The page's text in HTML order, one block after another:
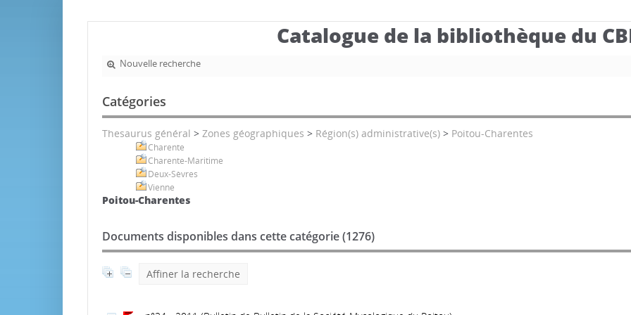
Catalogue de la bibliothèque du
Nouvelle recherche
Catégories
Thesaurus général > Zones géographiques > Région(s) administrative(s)> Poitou-Charentes
Charente
Charente-Maritime
Deux-Sèvres
Vienne
Poitou-Charentes
Documents disponibles dans cette catégorie (1276)
Affiner la recherche